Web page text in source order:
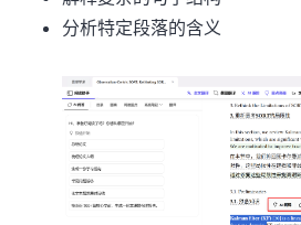
分析特定段落的含义